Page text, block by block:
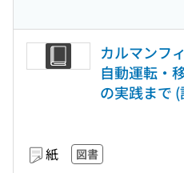
カルマンフ
自動運転・
の実践まで
紙 図書